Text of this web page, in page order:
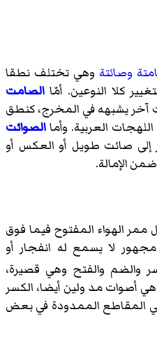
وصائتة وهي تختلف نطقا
كلا النوعين. أمّا الصامت
يشبهه في المخرج، كنطق
العربية. وأماالصوائت
إلى صائت طويل أو العكس أو
الإمالة.
الهواء المفتوح فيما فوق
لا يسمع له انفجار أو
والضم والفتح وهي قصيرة،
أصوات مد ولين أيضا، الكسر
المقاطع الممدودة في بعض